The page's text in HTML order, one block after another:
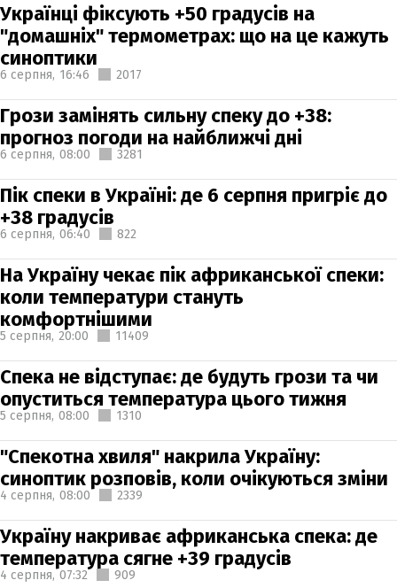
Українці фіксують +50 градусів на
"домашніх" термометрах: що на це кажуть
синоптики
6 серпня, 16:46 2017
Грози замінять сильну спеку до +38:
прогноз погоди на найближчі дні
6 серпня, 08:00 3281
Пік спеки в Україні: де 6 серпня пригріє до
+38 градусів
6 серпня, 06:40 822
На Україну чекає пік африканської спеки:
коли температури стануть
комфортнішими
5 серпня, 20:00 11409
Спека не відступає: де будуть грози та чи
опуститься температура цього тижня
5 серпня, 08:00 1310
"Спекотна хвиля" накрила Україну:
синоптик розповів, коли очікуються зміни
4 серпня, 08:00 2339
Україну накриває африканська спека: де
температура сягне +39 градусів
4 серпня, 07:32 909